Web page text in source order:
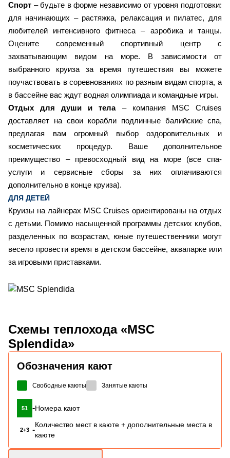
Спорт – будьте в форме независимо от уровня подготовки:
для начинающих – растяжка, релаксация и пилатес, для
любителей интенсивного фитнеса – аэробика и танцы.
Оцените современный спортивный центр с
захватывающим видом на море. В зависимости от
выбранного круиза за время путешествия вы можете
поучаствовать в соревнованиях по разным видам спорта, а
в бассейне вас ждут водная олимпиада и командные игры.
Отдых для души и тела– компания MSC Cruises
доставляет на свои корабли подлинные балийские спа,
предлагая вам огромный выбор оздоровительных и
косметических процедур. Ваше дополнительное
преимущество – превосходный вид на море (все спа-
услуги и сервисные сборы за них оплачиваются
дополнительно в конце круиза).
ДЛЯ ДЕТЕЙ
Круизы на лайнерах MSC Cruises ориентированы на отдых
с детьми. Помимо насыщенной программы детских клубов,
разделенных по возрастам, юные путешественники могут
весело провести время в детском бассейне, аквапарке или
за игровыми приставками.
Схемы теплохода «MSC
Splendida»
Обозначения кают
Свободные каюты Занятые каюты
51 -Номера кают
2+3 -
Количество мест в каюте + дополнительные места в
каюте